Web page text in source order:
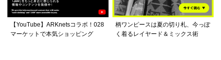
【YouTube】ARKnetsコラボ！028
マーケットで本気ショッピング
柄ワンピースは夏の切り札、今っぽ
く着るレイヤード＆ミックス術